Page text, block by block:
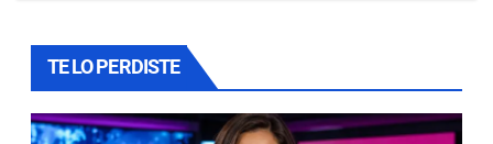
TE LO PERDISTE